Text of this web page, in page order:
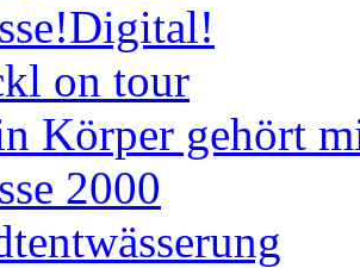
on tour
Körper gehört
2000